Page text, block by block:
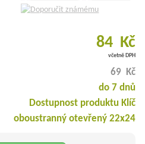
84 Kč
včetně DPH
69 Kč
do 7 dnů